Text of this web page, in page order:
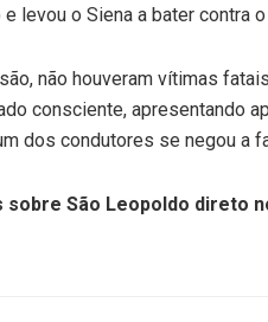
levou o Siena a bater contra
não houveram vítimas
consciente, apresentando
dos condutores se negou a
São Leopoldo direto